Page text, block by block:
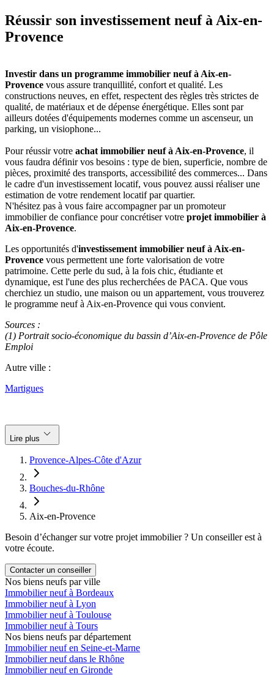
Réussir son investissement neuf à Aix-en-
Provence
Investir dans un programme immobilier neuf à Aix-en-
Provence vous assure tranquillité, confort et qualité. Les
constructions neuves, en effet, respectent des règles très strictes de
qualité, de matériaux et de dépense énergétique. Elles sont par
ailleurs dotées d'équipements modernes comme un ascenseur, un
parking, un visiophone...
Pour réussir votre achat immobilier neuf à Aix-en-Provence, il
vous faudra définir vos besoins : type de bien, superficie, nombre de
pièces, proximité des transports, accessibilité des commerces... Dans
le cadre d'un investissement locatif, vous pouvez aussi réaliser une
estimation de votre rendement locatif par quartier.
N'hésitez pas à vous faire accompagner par un promoteur
immobilier de confiance pour concrétiser votre projet immobilier à
Aix-en-Provence.
Les opportunités d'investissement immobilier neuf à Aix-en-
Provence vous permettent une forte valorisation de votre
patrimoine. Cette perle du sud, à la fois chic, étudiante et
dynamique, est l'une des plus recherchées de PACA. Que vous
cherchiez un studio, une maison ou un appartement, vous trouverez
le programme neuf à Aix-en-Provence qui vous convient.
Sources :
(1) Portrait socio-économique du bassin d’Aix-en-Provence de Pôle
Emploi
Autre ville :
Martigues
Lire plus keyboard_arrow_down
Provence-Alpes-Côte d'Azur
Bouches-du-Rhône
Aix-en-Provence
Besoin d’échanger sur votre projet immobilier ? Un conseiller est à
votre écoute.
Contacter un conseiller
Nos biens neufs par ville
Immobilier neuf à Bordeaux
Immobilier neuf à Lyon
Immobilier neuf à Toulouse
Immobilier neuf à Tours
Nos biens neufs par département
Immobilier neuf en Seine-et-Marne
Immobilier neuf dans le Rhône
Immobilier neuf en Gironde